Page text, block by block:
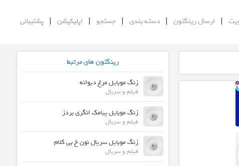
| ارسال رینگتون |دسته بندی | جستجو | اپلیکیشن |پشتیبانی
رینگتون های مرتبط
زنگ موبایل مرغ دیوانه
فیلم و سریال
زنگ موبایل پیامک انگری بردز
فیلم و سریال
زنگ موبایل سریال نون خ بی کلام
فیلم و سریال